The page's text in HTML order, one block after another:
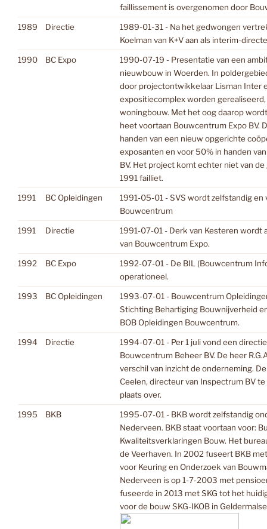
faillissement is overgenomen door
1989 Directie
1989-01-31 - Na het gedwongen
Koelman van K+V aan als interim-
1990 BC Expo
1990-07-19 - Presentatie van een
nieuwbouw in Woerden. In
door projectontwikkelaar Lisman Inter
expositiecomplex worden
woningbouw. Met het oog daarop
heet voortaan Bouwcentrum Expo BV.
handen van een nieuw opgerichte
exposanten en voor 50% in handen
BV. Het project komt echter niet van
1991 failliet.
1991 BC Opleidingen
1991-05-01 - SVS wordt zelfstandig en
Bouwcentrum
1991 Directie
1991-07-01 - Derk van Kesteren wordt
van Bouwcentrum Expo.
1992 BC Expo
1992-07-01 - De BIL (Bouwcentrum
operationeel.
1993 BC Opleidingen
1993-07-01 - Bouwcentrum
Stichting Behartiging Bouwnijverheid
BOB Opleidingen Bouwcentrum.
1994 Directie
1994-07-01 - Per 1 juli vond een
Bouwcentrum Beheer BV. De heer
verschil van inzicht de onderneming.
Ceelen, directeur van Inspectrum BV
plaats over.
1995 BKB
1995-07-01 - BKB wordt zelfstandig
Nederveen. BKB staat voortaan voor:
Kwaliteitsverklaringen Bouw. Het
de Veerhaven. In 2002 fuseert BKB
voor Keuring en Onderzoek van
Nederveen is op 1-7-2003 met
fuseerde in 2013 met SKG tot het
voor de bouw SKG-IKOB in